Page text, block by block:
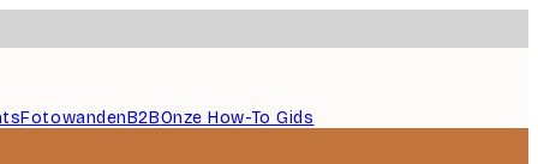
FotowandenB2BOnze How-To Gids